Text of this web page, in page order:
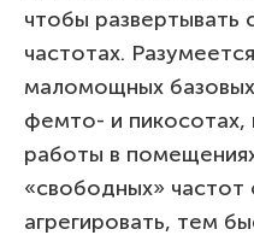
чтобы развертывать
частотах.
маломощных
фемто- и пикосотах,
работы в
«свободных» частот
агрегировать, тем